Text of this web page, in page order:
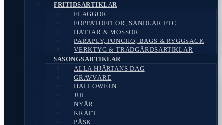
FRITIDSARTIKLAR
FLAGGOR
FOPPATOFFLOR, SANDLAR ETC.
HATTAR & MÖSSOR
PARAPLY, PONCHO, BAGS & RYGGSÄCK
VERKTYG & TRÄDGÅRDSARTIKLAR
SÄSONGSARTIKLAR
ALLA HJÄRTANS DAG
GRAVVÅRD
HALLOWEEN
JUL
NYÅR
KRÄFT
PÅSK